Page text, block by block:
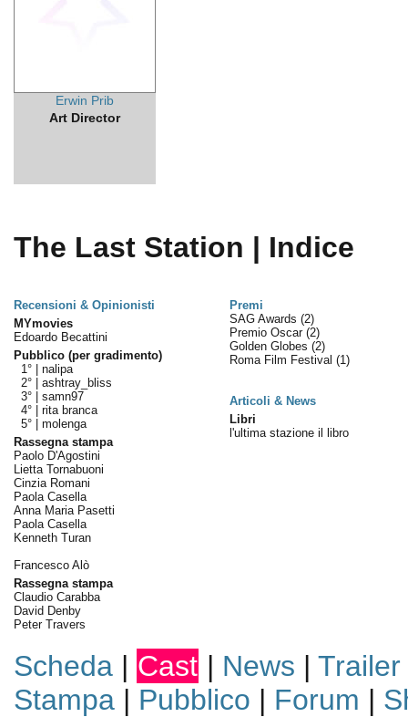
Erwin Prib
Art Director
The Last Station | Indice
Recensioni & Opinionisti
Premi
MYmovies
Edoardo Becattini
Pubblico (per gradimento)
1° | nalipa
2° | ashtray_bliss
3° | samn97
4° | rita branca
5° | molenga
Rassegna stampa
Paolo D'Agostini
Lietta Tornabuoni
Cinzia Romani
Paola Casella
Anna Maria Pasetti
Paola Casella
Kenneth Turan
Francesco Alò
Rassegna stampa
Claudio Carabba
David Denby
Peter Travers
SAG Awards (2)
Premio Oscar (2)
Golden Globes (2)
Roma Film Festival (1)
Articoli & News
Libri
l'ultima stazione il libro
Scheda| Cast | News | Trailer
Stampa| Pubblico | Forum |